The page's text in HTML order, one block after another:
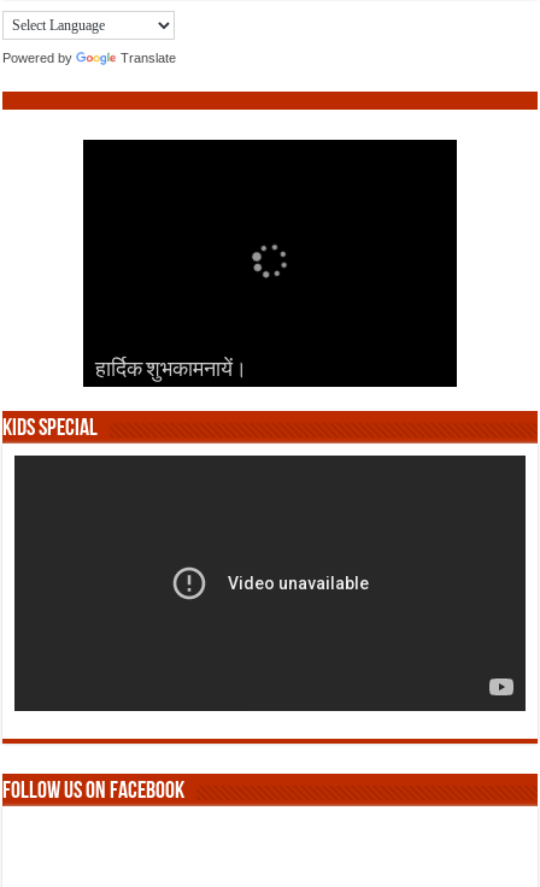
Powered by Translate
हार्दिक शुभकामनायें।
हार्दिक शुभकामनायें।
हार्दिक शुभकामनायें।
हार्दिक शुभकामनायें।
हार्दिक शुभकामनायें।
Kids Special
Follow us on Facebook